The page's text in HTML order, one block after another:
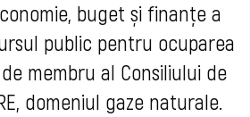
buget și finanțe a
public pentru ocuparea
membru al Consiliului de
domeniul gaze naturale.